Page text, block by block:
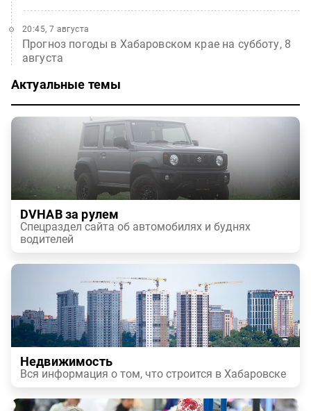
Прогноз погоды в Хабаровском крае на субботу, 8
августа
20:45, 7 августа
Актуальные темы
DVHAB за рулем
Спецраздел сайта об автомобилях и буднях
водителей
Недвижимость
Вся информация о том, что строится в Хабаровске